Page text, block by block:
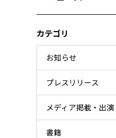
カテゴリ
お知らせ
プレスリリース
メディア掲載・出演
書籍